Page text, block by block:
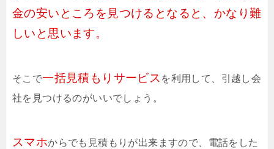
金の安いところを見つけるとなると、かなり難
しいと思います。
そこで一括見積もりサービス を利用して、引越し会
社を見つけるのがいいでしょう。
スマホからでも見積もりが出来ますので、電話をした